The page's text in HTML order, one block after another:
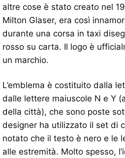
altre cose è stato creato nel
Milton Glaser, era così
durante una corsa in taxi
rosso su carta. Il logo è
un marchio.
L’emblema è costituito dalla
dalle lettere maiuscole N e Y
della città), che sono poste
designer ha utilizzato il set di
notato che il testo è nero e le
alle estremità. Molto spesso,